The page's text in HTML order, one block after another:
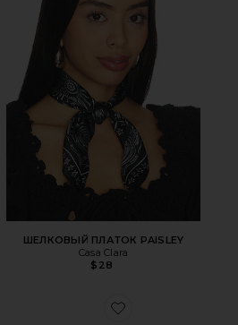
ШЕЛКОВЫЙ ПЛАТОК PAISLEY
Casa Clara
$28
Favorite